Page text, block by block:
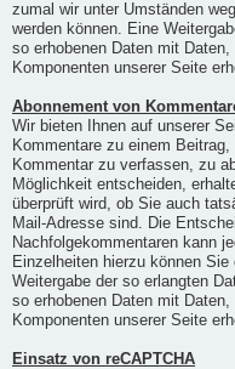
zumal wir unter Umständen
werden können. Eine
so erhobenen Daten mit
Komponenten unserer Seite
Abonnement von
Wir bieten Ihnen auf unserer
Kommentare zu einem
Kommentar zu verfassen, zu
Möglichkeit entscheiden,
überprüft wird, ob Sie auch
Mail-Adresse sind. Die
Nachfolgekommentaren kann
Einzelheiten hierzu können
Weitergabe der so erlangten
so erhobenen Daten mit
Komponenten unserer Seite
Einsatz von reCAPTCHA